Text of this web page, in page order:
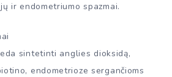
ir endometriumo spazmai.
sintetinti anglies dioksidą,
endometrioze sergančioms